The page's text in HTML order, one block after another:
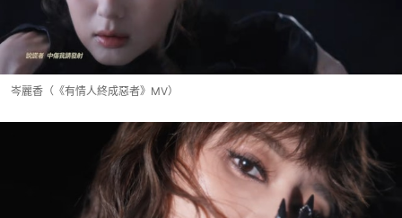
岑麗香（《有情人終成惡者》MV）